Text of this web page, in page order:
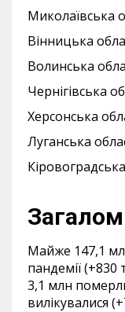
Миколаївська
Вінницька
Волинська
Чернігівська
Херсонська
Луганська
Загалом
Майже 147,1
пандемії
3,1 млн
вилікувалися